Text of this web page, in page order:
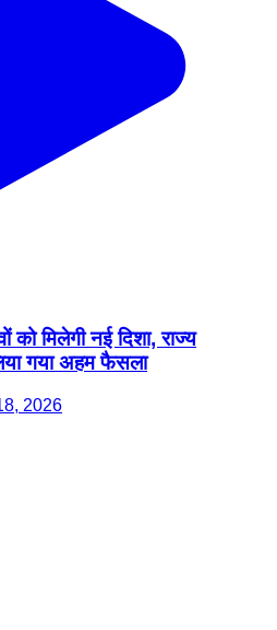
को मिलेगी नई दिशा, राज्य
गया अहम फैसला
2026